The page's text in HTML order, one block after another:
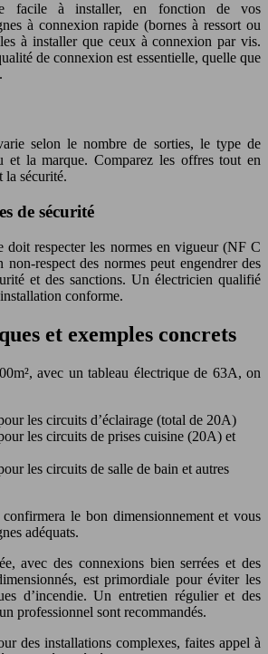
facile à installer, en fonction de vos
à connexion rapide (bornes à ressort ou
à installer que ceux à connexion par vis.
de connexion est essentielle, quelle que
selon le nombre de sorties, le type de
et la marque. Comparez les offres tout en
la sécurité.
de sécurité
doit respecter les normes en vigueur (NF C
respect des normes peut engendrer des
et des sanctions. Un électricien qualifié
conforme.
et exemples concrets
avec un tableau électrique de 63A, on
les circuits d’éclairage (total de 20A)
les circuits de prises cuisine (20A) et
les circuits de salle de bain et autres
le bon dimensionnement et vous
adéquats.
avec des connexions bien serrées et des
est primordiale pour éviter les
d’incendie. Un entretien régulier et des
professionnel sont recommandés.
des installations complexes, faites appel à